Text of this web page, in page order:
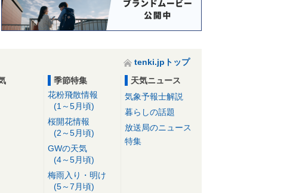
tenki.jpトップ
季節特集
花粉飛散情報
(1～5月頃)
桜開花情報
(2～5月頃)
GWの天気
(4～5月頃)
梅雨入り・明け
(5～7月頃)
天気ニュース
気象予報士解説
暮らしの話題
放送局のニュース
特集